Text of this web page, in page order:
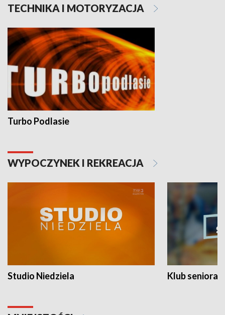
TECHNIKA I MOTORYZACJA
Turbo Podlasie
WYPOCZYNEK I REKREACJA
Studio Niedziela Klub seniora